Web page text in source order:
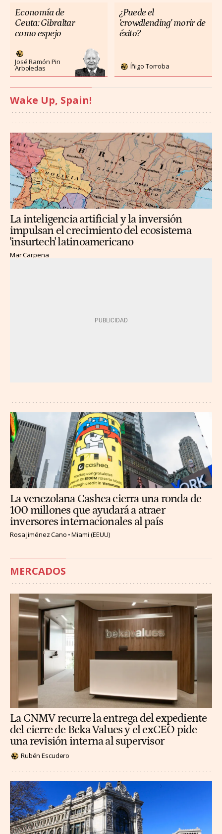
Economía de
Ceuta: Gibraltar
como espejo
José Ramón Pin
Arboledas
¿Puede el
'crowdlending' morir de
éxito?
Íñigo Torroba
Wake Up, Spain!
La inteligencia artificial y la inversión
impulsan el crecimiento del ecosistema
'insurtech' latinoamericano
Mar Carpena
La venezolana Cashea cierra una ronda de
100 millones que ayudará a atraer
inversores internacionales al país
Rosa Jiménez Cano Miami (EEUU)
MERCADOS
La CNMV recurre la entrega del expediente
del cierre de Beka Values y el exCEO pide
una revisión interna al supervisor
Rubén Escudero